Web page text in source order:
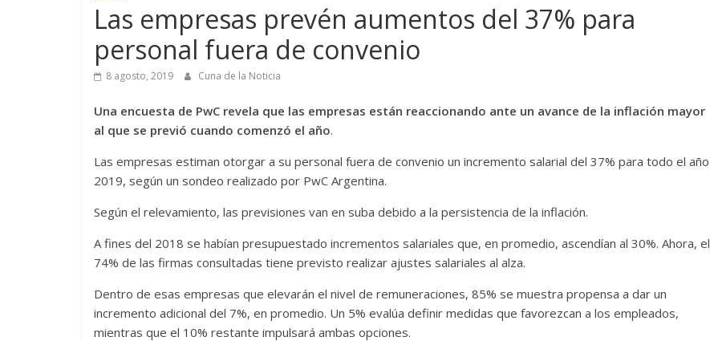
Las empresas prevén aumentos del 37% para
personal fuera de convenio
8 agosto, 2019 Cuna de la Noticia
Una encuesta de PwC revela que las empresas están reaccionando ante un avance de la inflación mayor
al que se previó cuando comenzó el año.
Las empresas estiman otorgar a su personal fuera de convenio un incremento salarial del 37% para todo el año
2019, según un sondeo realizado por PwC Argentina.
Según el relevamiento, las previsiones van en suba debido a la persistencia de la inflación.
A fines del 2018 se habían presupuestado incrementos salariales que, en promedio, ascendían al 30%. Ahora, el
74% de las firmas consultadas tiene previsto realizar ajustes salariales al alza.
Dentro de esas empresas que elevarán el nivel de remuneraciones, 85% se muestra propensa a dar un
incremento adicional del 7%, en promedio. Un 5% evalúa definir medidas que favorezcan a los empleados,
mientras que el 10% restante impulsará ambas opciones.